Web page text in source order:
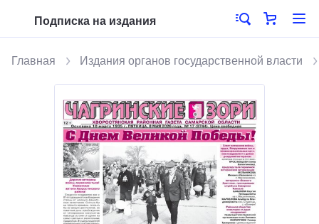
Подписка на издания
Главная Издания органов государственной власти